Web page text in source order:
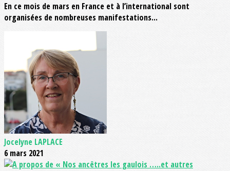
En ce mois de mars en France et à l’international sont
organisées de nombreuses manifestations...
Jocelyne LAPLACE
6 mars 2021